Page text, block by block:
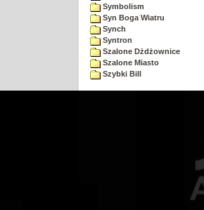
Symbolism
Syn Boga Wiatru
Synch
Syntron
Szalone Dżdżownice
Szalone Miasto
Szybki Bill